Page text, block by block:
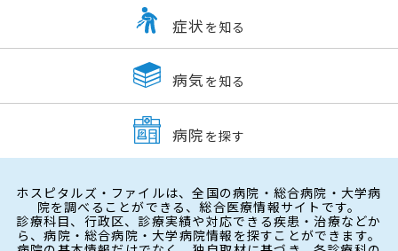
症状 を知る
病気 を知る
病院 を探す
ホスピタルズ・ファイルは、全国の病院・総合病院・大学病
院を調べることができる、総合医療情報サイトです。
診療科目、行政区、診療実績や対応できる疾患・治療などか
ら、病院・総合病院・大学病院情報を探すことができます。